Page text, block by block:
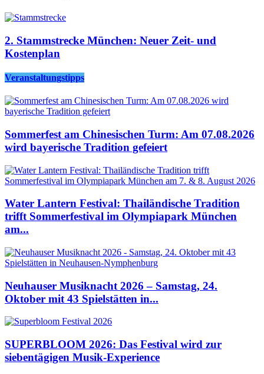
2. Stammstrecke München: Neuer Zeit- und
Kostenplan
Veranstaltungstipps
Sommerfest am Chinesischen Turm: Am 07.08.2026
wird bayerische Tradition gefeiert
Water Lantern Festival: Thailändische Tradition
trifft Sommerfestival im Olympiapark München
am...
Neuhauser Musiknacht 2026 – Samstag, 24.
Oktober mit 43 Spielstätten in...
SUPERBLOOM 2026: Das Festival wird zur
siebentägigen Musik-Experience